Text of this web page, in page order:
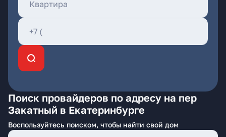
Поиск провайдеров по адресу на пер
Закатный в Екатеринбурге
Воспользуйтесь поиском, чтобы найти свой дом